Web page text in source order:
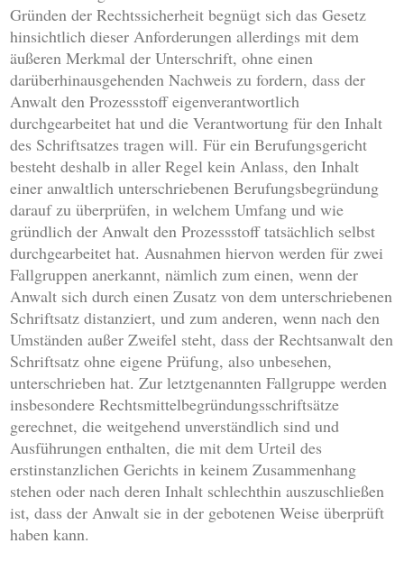
Gründen der Rechtssicherheit begnügt sich das Gesetz
hinsichtlich dieser Anforderungen allerdings mit dem
äußeren Merkmal der Unterschrift, ohne einen
darüberhinausgehenden Nachweis zu fordern, dass der
Anwalt den Prozessstoff eigenverantwortlich
durchgearbeitet hat und die Verantwortung für den Inhalt
des Schriftsatzes tragen will. Für ein Berufungsgericht
besteht deshalb in aller Regel kein Anlass, den Inhalt
einer anwaltlich unterschriebenen Berufungsbegründung
darauf zu überprüfen, in welchem Umfang und wie
gründlich der Anwalt den Prozessstoff tatsächlich selbst
durchgearbeitet hat. Ausnahmen hiervon werden für zwei
Fallgruppen anerkannt, nämlich zum einen, wenn der
Anwalt sich durch einen Zusatz von dem unterschriebenen
Schriftsatz distanziert, und zum anderen, wenn nach den
Umständen außer Zweifel steht, dass der Rechtsanwalt den
Schriftsatz ohne eigene Prüfung, also unbesehen,
unterschrieben hat. Zur letztgenannten Fallgruppe werden
insbesondere Rechtsmittelbegründungsschriftsätze
gerechnet, die weitgehend unverständlich sind und
Ausführungen enthalten, die mit dem Urteil des
erstinstanzlichen Gerichts in keinem Zusammenhang
stehen oder nach deren Inhalt schlechthin auszuschließen
ist, dass der Anwalt sie in der gebotenen Weise überprüft
haben kann.